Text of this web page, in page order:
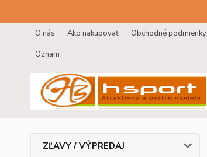
O nás Ako nakupovať Obchodné podmienky
Oznam
ZĽAVY / VÝPREDAJ